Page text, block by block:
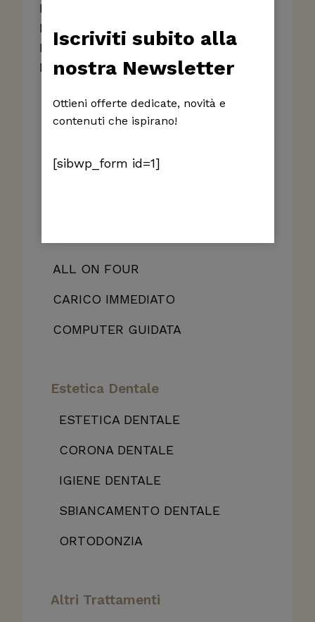
Direttore Sanitario Dott. Enrico
Romolotti – Ordine dei Medici di
Milano n°47999 e degli Odontoiatri di
Milano N°6019
ALL ON FOUR
CARICO IMMEDIATO
COMPUTER GUIDATA
Estetica Dentale
ESTETICA DENTALE
CORONA DENTALE
IGIENE DENTALE
SBIANCAMENTO DENTALE
ORTODONZIA
Altri Trattamenti
Iscriviti subito alla
nostra Newsletter
Ottieni offerte dedicate, novità e
contenuti che ispirano!
[sibwp_form id=1]